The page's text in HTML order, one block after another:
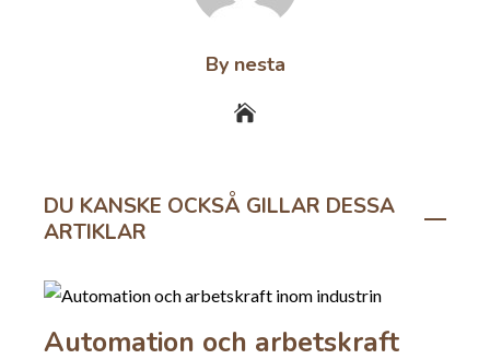
By nesta
DU KANSKE OCKSÅ GILLAR DESSA
ARTIKLAR
Automation och arbetskraft